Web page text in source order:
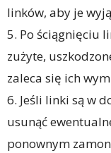
linków, aby je
5. Po ściągnięciu
zużyte,
zaleca się ich
6. Jeśli linki są w
usunąć
ponownym